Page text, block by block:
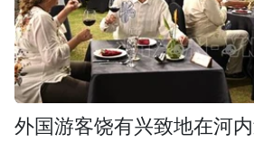
外国游客饶有兴致地在河